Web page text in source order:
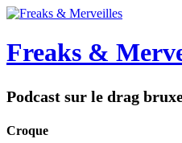
Freaks &
Podcast sur le drag
Croque